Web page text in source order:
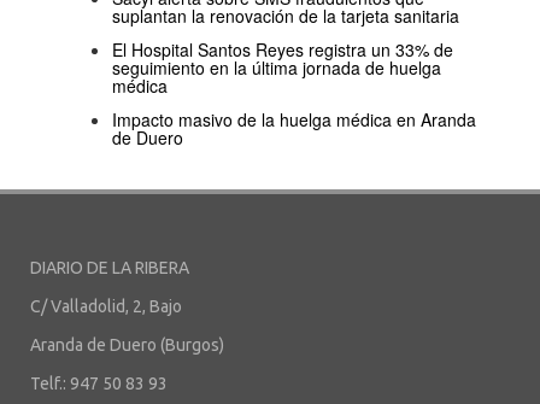
suplantan la renovación de la tarjeta sanitaria
El Hospital Santos Reyes registra un 33% de
seguimiento en la última jornada de huelga
médica
Impacto masivo de la huelga médica en Aranda
de Duero
DIARIO DE LA RIBERA
C/ Valladolid, 2, Bajo
Aranda de Duero (Burgos)
Telf.: 947 50 83 93